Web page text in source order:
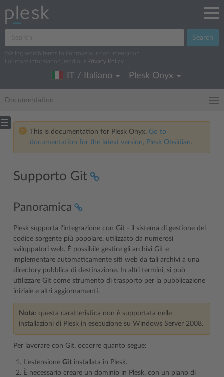
Search
We log search terms to improve our documentation.
For more information, read our
Privacy Policy
IT / Italiano Plesk Onyx
Documentation
This is documentation for Plesk Onyx. Go to
documentation for the latest version, Plesk Obsidian.
Supporto Git
Panoramica
Plesk supporta l’integrazione con Git - il sistema di gestione del
codice sorgente più popolare, utilizzato da numerosi
sviluppatori web. È possibile gestire gli archivi Git e
implementare automaticamente siti web da tali archivi a una
directory pubblica di destinazione. In altri termini, si può
utilizzare Git come strumento di trasporto per la pubblicazione
iniziale e altri aggiornamenti.
Nota: questa caratteristica non è supportata nelle
installazioni di Plesk in esecuzione su Windows Server 2008.
Per lavorare con Git, occorre quanto segue:
L’estensione Git installata in Plesk.
È necessario creare un dominio in Plesk, con un piano di